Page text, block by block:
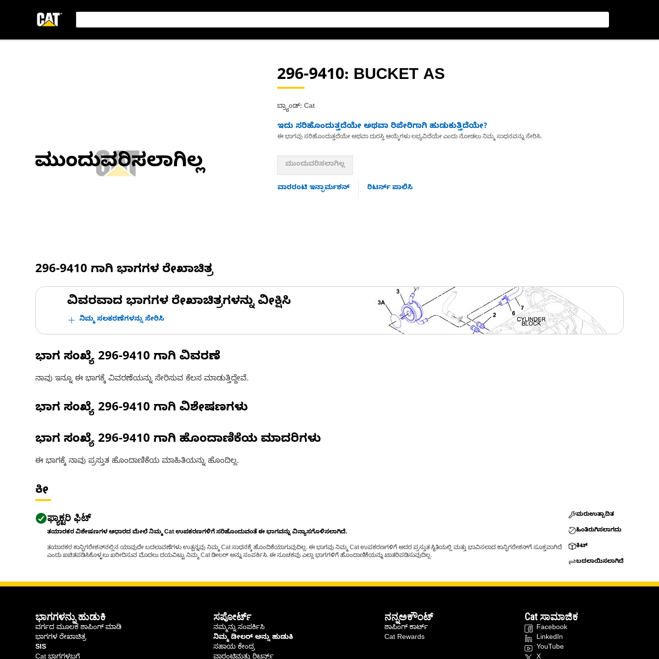
ಮುಂದುವರಿಸಲಾಗಿಲ್ಲ
296-9410: BUCKET AS
ಬ್ರ್ಯಾಂಡ್: Cat
ಇದು ಸರಿಹೊಂದುತ್ತದೆಯೇ ಅಥವಾ ರಿಪೇರಿಗಾಗಿ ಹುಡುಕುತ್ತಿದೆಯೇ?
ಈ ಭಾಗವು ಸರಿಹೊಂದುತ್ತದೆಯೇ ಅಥವಾ ದುರಸ್ತಿ ಆಯ್ಕೆಗಳು ಲಭ್ಯವಿದೆಯೇ ಎಂದು ನೋಡಲು ನಿಮ್ಮ ಸಾಧನವನ್ನು ಸೇರಿಸಿ.
ಮುಂದುವರಿಸಲಾಗಿಲ್ಲ
ವಾರರಂಟಿ ಇನ್ಫಾರ್ಮಶನ್ ರಿಟರ್ನ್ ಪಾಲಿಸಿ
296-9410 ಗಾಗಿ ಭಾಗಗಳ ರೇಖಾಚಿತ್ರ
ವಿವರವಾದ ಭಾಗಗಳ ರೇಖಾಚಿತ್ರಗಳನ್ನು ವೀಕ್ಷಿಸಿ
ನಿಮ್ಮ ಸಲಕರಣೆಗಳನ್ನು ಸೇರಿಸಿ
ಭಾಗ ಸಂಖ್ಯೆ 296-9410 ಗಾಗಿ ವಿವರಣೆ
ನಾವು ಇನ್ನೂ ಈ ಭಾಗಕ್ಕೆ ವಿವರಣೆಯನ್ನು ಸೇರಿಸುವ ಕೆಲಸ ಮಾಡುತ್ತಿದ್ದೇವೆ.
ಭಾಗ ಸಂಖ್ಯೆ 296-9410 ಗಾಗಿ ವಿಶೇಷಣಗಳು
ಭಾಗ ಸಂಖ್ಯೆ 296-9410 ಗಾಗಿ ಹೊಂದಾಣಿಕೆಯ ಮಾದರಿಗಳು
ಈ ಭಾಗಕ್ಕೆ ನಾವು ಪ್ರಸ್ತುತ ಹೊಂದಾಣಿಕೆಯ ಮಾಹಿತಿಯನ್ನು ಹೊಂದಿಲ್ಲ.
ಕೀ
ಫ್ಯಾಕ್ಟರಿ ಫಿಟ್
ತಯಾರಕರ ವಿಶೇಷಣಗಳ ಆಧಾರದ ಮೇಲೆ ನಿಮ್ಮ Cat ಉಪಕರಣಗಳಿಗೆ ಸರಿಹೊಂದುವಂತೆ ಈ ಭಾಗವನ್ನು ವಿನ್ಯಾಸಗೊಳಿಸಲಾಗಿದೆ.
ತಯಾರಕರ ಕಾನ್ಫಿಗರೇಶನ್‌ನಲ್ಲಿನ ಯಾವುದೇ ಬದಲಾವಣೆಗಳು ಉತ್ಪನ್ನವು ನಿಮ್ಮ Cat ಸಾಧನಕ್ಕೆ ಹೊಂದಿಕೆಯಾಗುವುದಿಲ್ಲ. ಈ ಭಾಗವು ನಿಮ್ಮ Cat ಉಪಕರಣಗಳಿಗೆ ಅದರ ಪ್ರಸ್ತುತ ಸ್ಥಿತಿಯಲ್ಲಿ ಮತ್ತು ಭಾವಿಸಲಾದ ಕಾನ್ಫಿಗರೇಶನ್‌ಗೆ ಸೂಕ್ತವಾಗಿದೆ
ಎಂದು ಖಚಿತಪಡಿಸಿಕೊಳ್ಳಲು ಖರೀದಿಸುವ ಮೊದಲು ದಯವಿಟ್ಟು ನಿಮ್ಮ Cat ಡೀಲರ್ ಅನ್ನು ಸಂಪರ್ಕಿಸಿ. ಈ ಸೂಚಕವು ಎಲ್ಲಾ ಭಾಗಗಳಿಗೆ ಹೊಂದಾಣಿಕೆಯನ್ನು ಖಾತರಿಪಡಿಸುವುದಿಲ್ಲ.
ಮರುಉತ್ಪಾದಿತ
ಹಿಂತಿರುಗಿಸಲಾಗದು
ಕಿಟ್
ಬದಲಾಯಿಸಲಾಗಿದೆ
ಭಾಗಗಳನ್ನು ಹುಡುಕಿ
ವರ್ಗದ ಮೂಲಕ ಶಾಪಿಂಗ್ ಮಾಡಿ
ಭಾಗಗಳ ರೇಖಾಚಿತ್ರ
SIS
ಸಪೋರ್ಟ್
ನಮ್ಮನ್ನು ಸಂಪರ್ಕಿಸಿ
ನಿಮ್ಮ ಡೀಲರ್ ಅನ್ನು ಹುಡುಕಿ
ಸಹಾಯ ಕೇಂದ್ರ
ನನ್ನಅಕೌಂಟ್
ಶಾಪಿಂಗ್ ಕಾರ್ಟ್
Cat Rewards
Cat ಸಾಮಾಜಿಕ
Facebook
LinkedIn
YouTube